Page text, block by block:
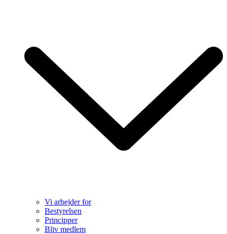
Vi arbejder for
Bestyrelsen
Principper
Bliv medlem